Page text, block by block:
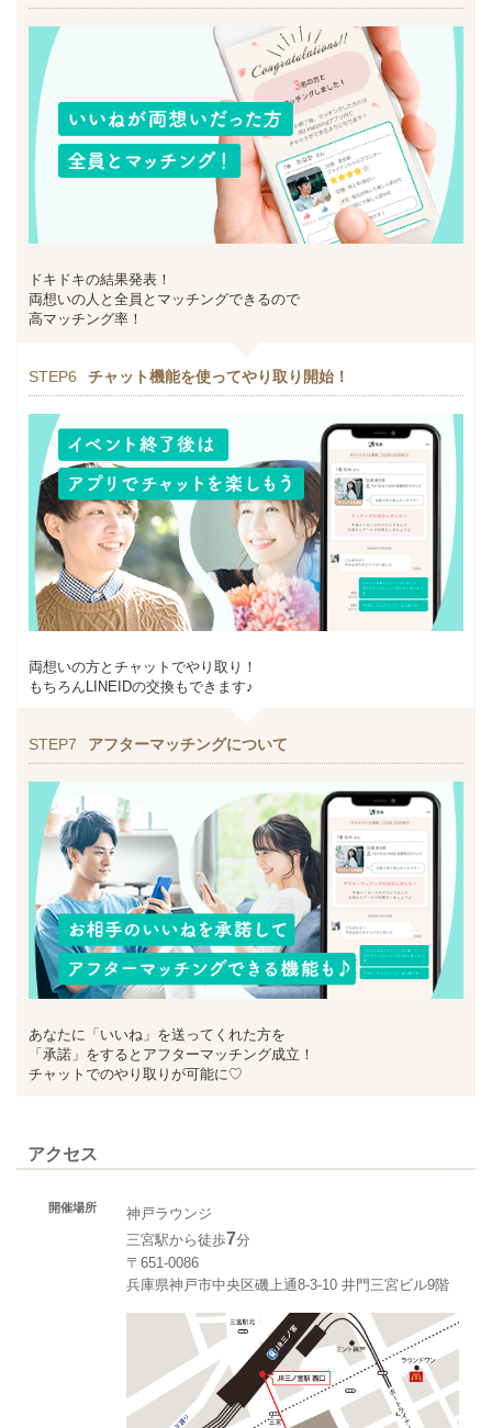
ドキドキの結果発表！
両想いの人と全員とマッチングできるので
高マッチング率！
STEP6 チャット機能を使ってやり取り開始！
両想いの方とチャットでやり取り！
もちろんLINEIDの交換もできます♪
STEP7 アフターマッチングについて
あなたに「いいね」を送ってくれた方を
「承諾」をするとアフターマッチング成立！
チャットでのやり取りが可能に♡
アクセス
開催場所
神戸ラウンジ
三宮駅から徒歩7分
〒651-0086
兵庫県神戸市中央区磯上通8-3-10 井門三宮ビル9階